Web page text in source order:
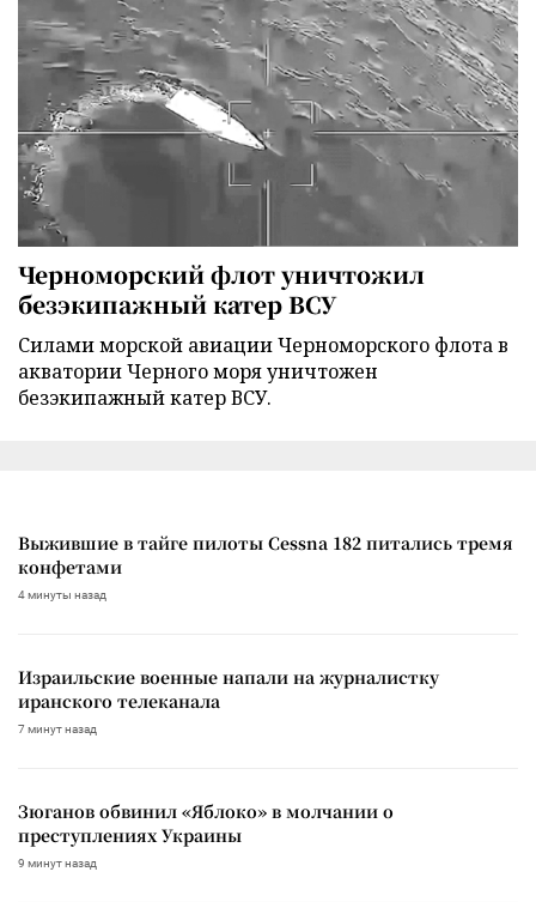
Черноморский флот уничтожил
безэкипажный катер ВСУ
Силами морской авиации Черноморского флота в
акватории Черного моря уничтожен
безэкипажный катер ВСУ.
Выжившие в тайге пилоты Cessna 182 питались тремя
конфетами
4 минуты назад
Израильские военные напали на журналистку
иранского телеканала
7 минут назад
Зюганов обвинил «Яблоко» в молчании о
преступлениях Украины
9 минут назад